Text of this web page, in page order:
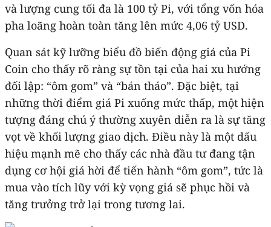
và lượng cung tối đa là 100 tỷ Pi, với tổng vốn hóa
pha loãng hoàn toàn tăng lên mức 4,06 tỷ USD.
Quan sát kỹ lưỡng biểu đồ biến động giá của Pi
Coin cho thấy rõ ràng sự tồn tại của hai xu hướng
đối lập: “ôm gom” và “bán tháo”. Đặc biệt, tại
những thời điểm giá Pi xuống mức thấp, một hiện
tượng đáng chú ý thường xuyên diễn ra là sự tăng
vọt về khối lượng giao dịch. Điều này là một dấu
hiệu mạnh mẽ cho thấy các nhà đầu tư đang tận
dụng cơ hội giá hời để tiến hành “ôm gom”, tức là
mua vào tích lũy với kỳ vọng giá sẽ phục hồi và
tăng trưởng trở lại trong tương lai.